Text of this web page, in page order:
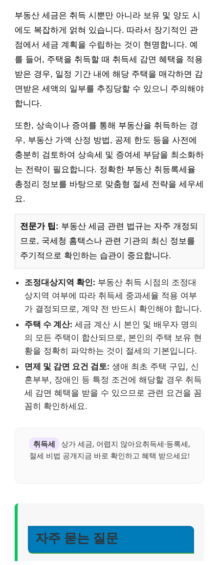
부동산 세금은 취득 시뿐만 아니라 보유 및 양도 시
에도 복잡하게 얽혀 있습니다. 따라서 장기적인 관
점에서 세금 계획을 수립하는 것이 현명합니다. 예
를 들어, 주택을 취득할 때 취득세 감면 혜택을 적용
받은 경우, 일정 기간 내에 해당 주택을 매각하면 감
면받은 세액의 일부를 추징당할 수 있으니 주의해야
합니다.
또한, 상속이나 증여를 통해 부동산을 취득하는 경
우, 부동산 가액 산정 방법, 공제 한도 등을 사전에
충분히 검토하여 상속세 및 증여세 부담을 최소화하
는 전략이 필요합니다. 정확한 부동산 취등록세율
총정리 정보를 바탕으로 맞춤형 절세 전략을 세우세
요.
전문가 팁: 부동산 세금 관련 법규는 자주 개정되
므로, 국세청 홈택스나 관련 기관의 최신 정보를
주기적으로 확인하는 습관이 중요합니다.
조정대상지역 확인: 부동산 취득 시점의 조정대
상지역 여부에 따라 취득세 중과세율 적용 여부
가 결정되므로, 계약 전 반드시 확인해야 합니다.
주택 수 계산: 세금 계산 시 본인 및 배우자 명의
의 모든 주택이 합산되므로, 본인의 주택 보유 현
황을 정확히 파악하는 것이 절세의 기본입니다.
면제 및 감면 요건 검토: 생애 최초 주택 구입, 신
혼부부, 장애인 등 특정 조건에 해당할 경우 취득
세 감면 혜택을 받을 수 있으므로 관련 요건을 꼼
꼼히 확인하세요.
취득세
상가 세금, 어렵지 않아요취득세·등록세,
절세 비법 공개지금 바로 확인하고 혜택 받으세요!
자주 묻는 질문